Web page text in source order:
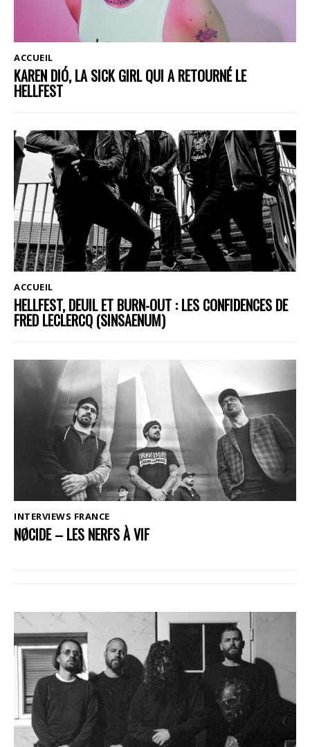
ACCUEIL
KAREN DIÓ, LA SICK GIRL QUI A RETOURNÉ LE
HELLFEST
ACCUEIL
HELLFEST, DEUIL ET BURN-OUT : LES CONFIDENCES DE
FRED LECLERCQ (SINSAENUM)
INTERVIEWS FRANCE
NØCIDE – LES NERFS À VIF